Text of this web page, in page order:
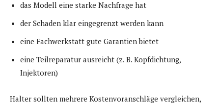
das Modell eine starke Nachfrage hat
der Schaden klar eingegrenzt werden kann
eine Fachwerkstatt gute Garantien bietet
eine Teilreparatur ausreicht (z. B. Kopfdichtung,
Injektoren)
Halter sollten mehrere Kostenvoranschläge vergleichen,